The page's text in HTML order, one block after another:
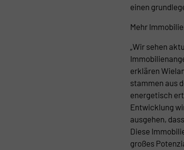
einen
Mehr
„Wir sehen
erklären
stammen aus
energetisch
Entwicklung
ausgehen,
Diese
großes